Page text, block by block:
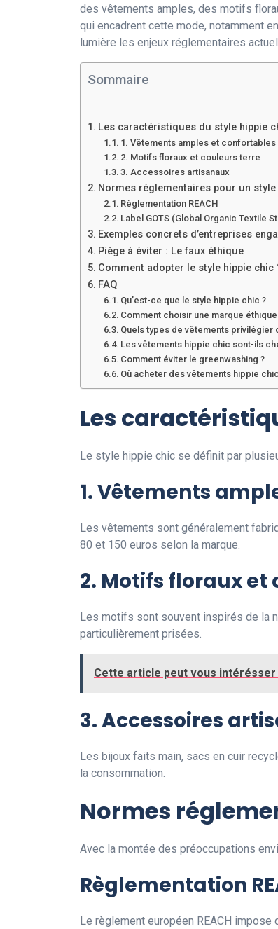
des vêtements amples, des motifs
qui encadrent cette mode, notamment
lumière les enjeux réglementaires
Sommaire
Les caractéristiques du style hippie
1. Vêtements amples et confortables
2. Motifs floraux et couleurs terre
3. Accessoires artisanaux
Normes réglementaires pour un
Règlementation REACH
Label GOTS (Global Organic Textile
Exemples concrets d’entreprises
Piège à éviter : Le faux éthique
Comment adopter le style hippie chic
FAQ
Qu’est-ce que le style hippie chic ?
Comment choisir une marque éthique
Quels types de vêtements privilégier
Les vêtements hippie chic sont-ils
Comment éviter le greenwashing ?
Où acheter des vêtements hippie
Les
Le style hippie chic se définit par
1. Vêtements
Les vêtements sont généralement
80 et 150 euros selon la marque.
2. Motifs floraux et
Les motifs sont souvent inspirés de la
particulièrement prisées.
Cette article peut vous intérésser
3. Accessoires
Les bijoux faits main, sacs en cuir
la consommation.
Normes
Avec la montée des préoccupations
Règlementation
Le règlement européen REACH